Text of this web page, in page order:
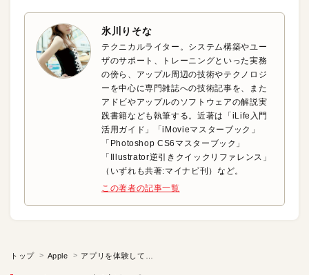
氷川りそな
テクニカルライター。システム構築やユー
ザのサポート、トレーニングといった実務
の傍ら、アップル周辺の技術やテクノロジ
ーを中心に専門雑誌への技術記事を、また
アドビやアップルのソフトウェアの解説実
践書籍なども執筆する。近著は「iLife入門
活用ガイド」「iMovieマスターブック」
「Photoshop CS6マスターブック」
「Illustrator逆引きクイックリファレンス」
（いずれも共著:マイナビ刊）など。
この著者の記事一覧
トップ Apple アプリを体験してみよう！